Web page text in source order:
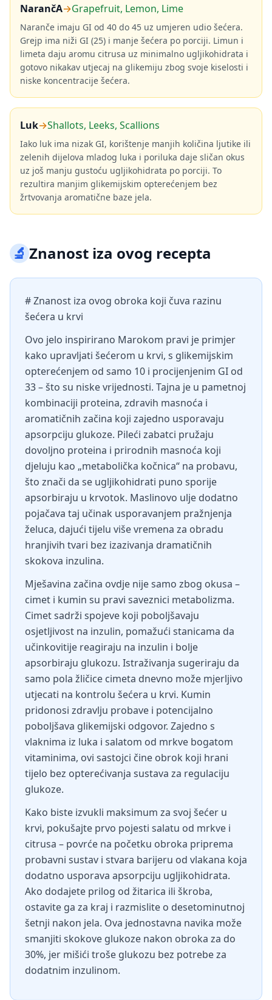
NarančA→Grapefruit, Lemon, Lime
Naranče imaju GI od 40 do 45 uz umjeren udio šećera.
Grejp ima niži GI (25) i manje šećera po porciji. Limun i
limeta daju aromu citrusa uz minimalno ugljikohidrata i
gotovo nikakav utjecaj na glikemiju zbog svoje kiselosti i
niske koncentracije šećera.
Luk→Shallots, Leeks, Scallions
Iako luk ima nizak GI, korištenje manjih količina ljutike ili
zelenih dijelova mladog luka i poriluka daje sličan okus
uz još manju gustoću ugljikohidrata po porciji. To
rezultira manjim glikemijskim opterećenjem bez
žrtvovanja aromatične baze jela.
🔬Znanost iza ovog recepta
# Znanost iza ovog obroka koji čuva razinu
šećera u krvi
Ovo jelo inspirirano Marokom pravi je primjer
kako upravljati šećerom u krvi, s glikemijskim
opterećenjem od samo 10 i procijenjenim GI od
33 – što su niske vrijednosti. Tajna je u pametnoj
kombinaciji proteina, zdravih masnoća i
aromatičnih začina koji zajedno usporavaju
apsorpciju glukoze. Pileći zabatci pružaju
dovoljno proteina i prirodnih masnoća koji
djeluju kao „metabolička kočnica“ na probavu,
što znači da se ugljikohidrati puno sporije
apsorbiraju u krvotok. Maslinovo ulje dodatno
pojačava taj učinak usporavanjem pražnjenja
želuca, dajući tijelu više vremena za obradu
hranjivih tvari bez izazivanja dramatičnih
skokova inzulina.
Mješavina začina ovdje nije samo zbog okusa –
cimet i kumin su pravi saveznici metabolizma.
Cimet sadrži spojeve koji poboljšavaju
osjetljivost na inzulin, pomažući stanicama da
učinkovitije reagiraju na inzulin i bolje
apsorbiraju glukozu. Istraživanja sugeriraju da
samo pola žličice cimeta dnevno može mjerljivo
utjecati na kontrolu šećera u krvi. Kumin
pridonosi zdravlju probave i potencijalno
poboljšava glikemijski odgovor. Zajedno s
vlaknima iz luka i salatom od mrkve bogatom
vitaminima, ovi sastojci čine obrok koji hrani
tijelo bez opterećivanja sustava za regulaciju
glukoze.
Kako biste izvukli maksimum za svoj šećer u
krvi, pokušajte prvo pojesti salatu od mrkve i
citrusa – povrće na početku obroka priprema
probavni sustav i stvara barijeru od vlakana koja
dodatno usporava apsorpciju ugljikohidrata.
Ako dodajete prilog od žitarica ili škroba,
ostavite ga za kraj i razmislite o desetominutnoj
šetnji nakon jela. Ova jednostavna navika može
smanjiti skokove glukoze nakon obroka za do
30%, jer mišići troše glukozu bez potrebe za
dodatnim inzulinom.